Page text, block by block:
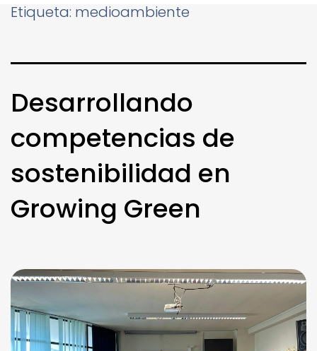
Etiqueta: medioambiente
Desarrollando
competencias de
sostenibilidad en
Growing Green